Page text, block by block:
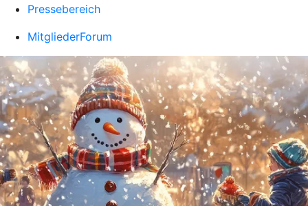
Pressebereich
MitgliederForum